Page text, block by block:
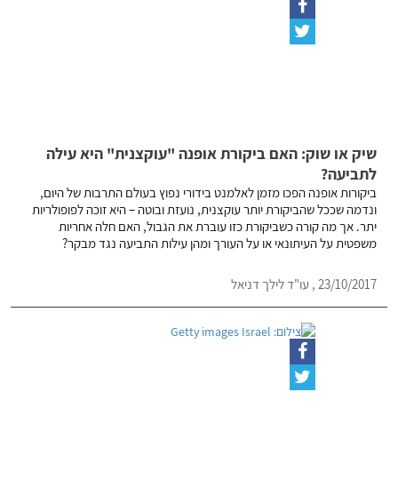
שיק או שוק: האם ביקורת אופנה "עוקצנית" היא עילה
לתביעה?
ביקורות אופנה הפכו מזמן לאלמנט בידורי נפוץ בעולם התרבות של היום,
ונדמה שככל שהביקורת יותר עוקצנית, נועזת ובוטה – היא זוכה לפופולריות
יתר. אך מה קורה כשביקורת כזו עוברת את הגבול, האם חלה אחריות
משפטית על העיתונאי או על העורך ומהן עילות התביעה נגד מבקר?
23/10/2017 , עו"ד לילך דניאל